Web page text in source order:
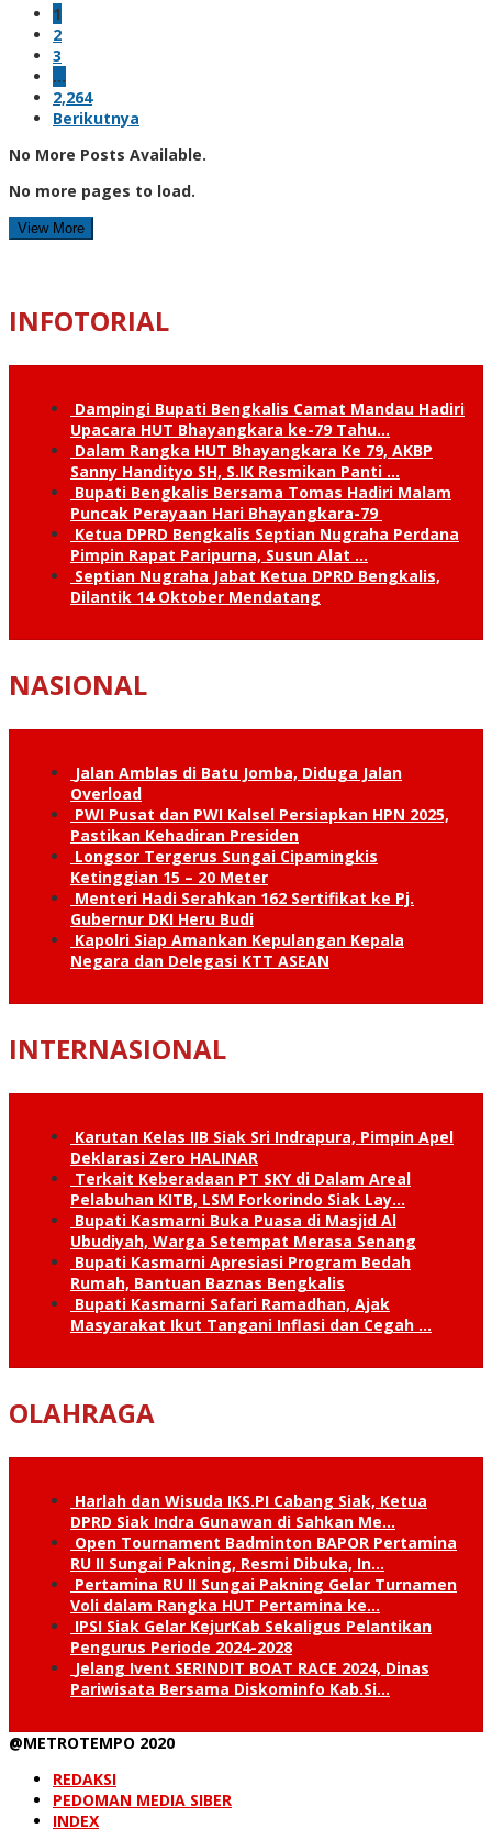
1
2
3
…
2,264
Berikutnya
No More Posts Available.
No more pages to load.
View More
INFOTORIAL
Dampingi Bupati Bengkalis Camat Mandau Hadiri
Upacara HUT Bhayangkara ke-79 Tahu…
Dalam Rangka HUT Bhayangkara Ke 79, AKBP
Sanny Handityo SH, S.IK Resmikan Panti …
Bupati Bengkalis Bersama Tomas Hadiri Malam
Puncak Perayaan Hari Bhayangkara-79
Ketua DPRD Bengkalis Septian Nugraha Perdana
Pimpin Rapat Paripurna, Susun Alat …
Septian Nugraha Jabat Ketua DPRD Bengkalis,
Dilantik 14 Oktober Mendatang
NASIONAL
Jalan Amblas di Batu Jomba, Diduga Jalan
Overload
PWI Pusat dan PWI Kalsel Persiapkan HPN 2025,
Pastikan Kehadiran Presiden
Longsor Tergerus Sungai Cipamingkis
Ketinggian 15 – 20 Meter
Menteri Hadi Serahkan 162 Sertifikat ke Pj.
Gubernur DKI Heru Budi
Kapolri Siap Amankan Kepulangan Kepala
Negara dan Delegasi KTT ASEAN
INTERNASIONAL
Karutan Kelas IIB Siak Sri Indrapura, Pimpin Apel
Deklarasi Zero HALINAR
Terkait Keberadaan PT SKY di Dalam Areal
Pelabuhan KITB, LSM Forkorindo Siak Lay…
Bupati Kasmarni Buka Puasa di Masjid Al
Ubudiyah, Warga Setempat Merasa Senang
Bupati Kasmarni Apresiasi Program Bedah
Rumah, Bantuan Baznas Bengkalis
Bupati Kasmarni Safari Ramadhan, Ajak
Masyarakat Ikut Tangani Inflasi dan Cegah …
OLAHRAGA
Harlah dan Wisuda IKS.PI Cabang Siak, Ketua
DPRD Siak Indra Gunawan di Sahkan Me…
Open Tournament Badminton BAPOR Pertamina
RU II Sungai Pakning, Resmi Dibuka, In…
Pertamina RU II Sungai Pakning Gelar Turnamen
Voli dalam Rangka HUT Pertamina ke…
IPSI Siak Gelar KejurKab Sekaligus Pelantikan
Pengurus Periode 2024-2028
Jelang Ivent SERINDIT BOAT RACE 2024, Dinas
Pariwisata Bersama Diskominfo Kab.Si…
@METROTEMPO 2020
REDAKSI
PEDOMAN MEDIA SIBER
INDEX